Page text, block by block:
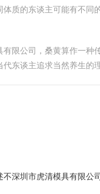
体质的东谈主可能有不同
有限公司，桑黄算作一种
东谈主追求当然养生的
不深圳市虎清模具有限公